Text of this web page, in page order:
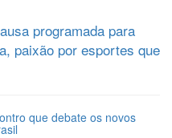
programada para
paixão por esportes que
que debate os novos